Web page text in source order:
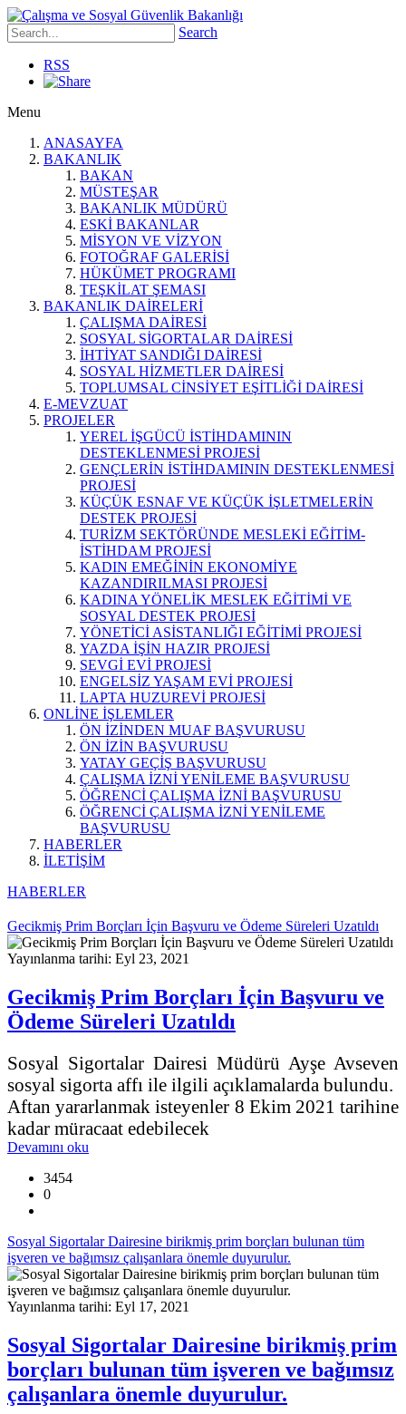
Search
RSS
Menu
ANASAYFA
BAKANLIK
BAKAN
MÜSTEŞAR
BAKANLIK MÜDÜRÜ
ESKİ BAKANLAR
MİSYON VE VİZYON
FOTOĞRAF GALERİSİ
HÜKÜMET PROGRAMI
TEŞKİLAT ŞEMASI
BAKANLIK DAİRELERİ
ÇALIŞMA DAİRESİ
SOSYAL SİGORTALAR DAİRESİ
İHTİYAT SANDIĞI DAİRESİ
SOSYAL HİZMETLER DAİRESİ
TOPLUMSAL CİNSİYET EŞİTLİĞİ DAİRESİ
E-MEVZUAT
PROJELER
YEREL İŞGÜCÜ İSTİHDAMININ
DESTEKLENMESİ PROJESİ
GENÇLERİN İSTİHDAMININ DESTEKLENMESİ
PROJESİ
KÜÇÜK ESNAF VE KÜÇÜK İŞLETMELERİN
DESTEK PROJESİ
TURİZM SEKTÖRÜNDE MESLEKİ EĞİTİM-
İSTİHDAM PROJESİ
KADIN EMEĞİNİN EKONOMİYE
KAZANDIRILMASI PROJESİ
KADINA YÖNELİK MESLEK EĞİTİMİ VE
SOSYAL DESTEK PROJESİ
YÖNETİCİ ASİSTANLIĞI EĞİTİMİ PROJESİ
YAZDA İŞİN HAZIR PROJESİ
SEVGİ EVİ PROJESİ
ENGELSİZ YAŞAM EVİ PROJESİ
LAPTA HUZUREVİ PROJESİ
ONLİNE İŞLEMLER
ÖN İZİNDEN MUAF BAŞVURUSU
ÖN İZİN BAŞVURUSU
YATAY GEÇİŞ BAŞVURUSU
ÇALIŞMA İZNİ YENİLEME BAŞVURUSU
ÖĞRENCİ ÇALIŞMA İZNİ BAŞVURUSU
ÖĞRENCİ ÇALIŞMA İZNİ YENİLEME
BAŞVURUSU
HABERLER
İLETİŞİM
HABERLER
Gecikmiş Prim Borçları İçin Başvuru ve Ödeme Süreleri Uzatıldı
Yayınlanma tarihi: Eyl 23, 2021
Gecikmiş Prim Borçları İçin Başvuru ve
Ödeme Süreleri Uzatıldı
Sosyal Sigortalar Dairesi Müdürü Ayşe Avseven
sosyal sigorta affı ile ilgili açıklamalarda bulundu.
Aftan yararlanmak isteyenler 8 Ekim 2021 tarihine
kadar müracaat edebilecek
Devamını oku
3454
0
Sosyal Sigortalar Dairesine birikmiş prim borçları bulunan tüm
işveren ve bağımsız çalışanlara önemle duyurulur.
Yayınlanma tarihi: Eyl 17, 2021
Sosyal Sigortalar Dairesine birikmiş prim
borçları bulunan tüm işveren ve bağımsız
çalışanlara önemle duyurulur.